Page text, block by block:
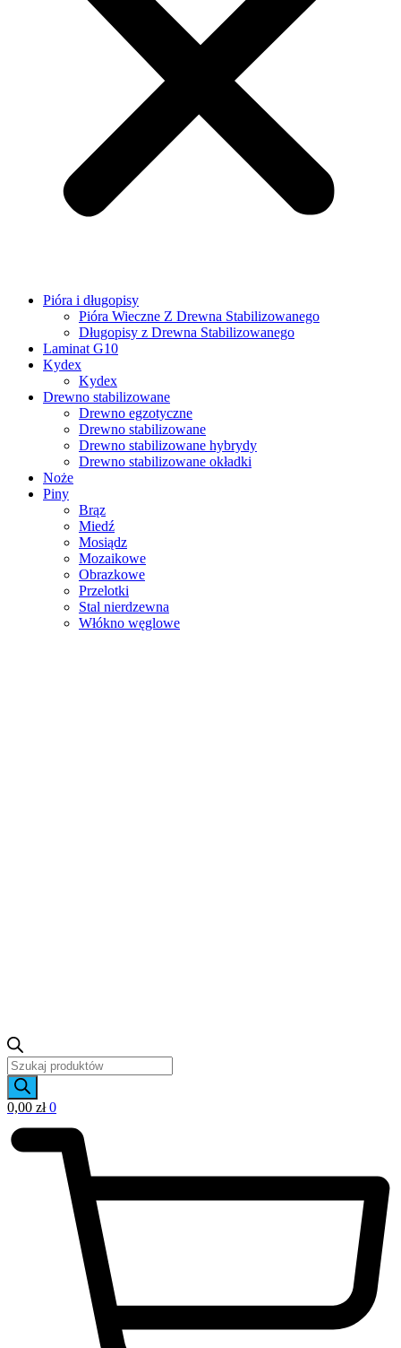
Pióra i długopisy
Pióra Wieczne Z Drewna Stabilizowanego
Długopisy z Drewna Stabilizowanego
Laminat G10
Kydex
Kydex
Drewno stabilizowane
Drewno egzotyczne
Drewno stabilizowane
Drewno stabilizowane hybrydy
Drewno stabilizowane okładki
Noże
Piny
Brąz
Miedź
Mosiądz
Mozaikowe
Obrazkowe
Przelotki
Stal nierdzewna
Włókno węglowe
Wyszukiwarka
produktów
0,00 zł 0